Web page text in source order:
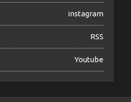
instagram
RSS
Youtube